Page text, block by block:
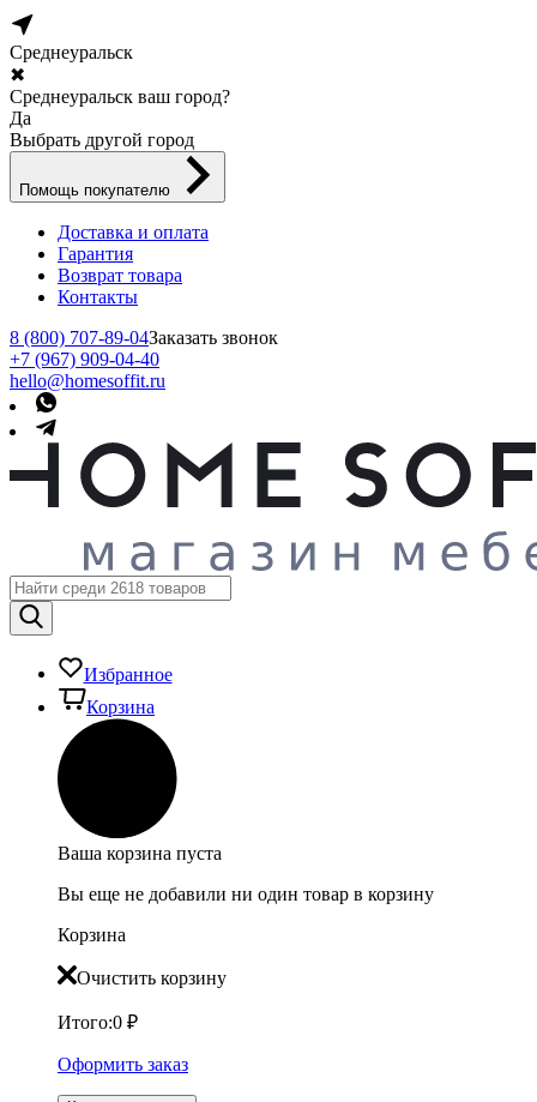
Среднеуральск
✖
Среднеуральск ваш город?
Да
Выбрать другой город
Помощь покупателю
Доставка и оплата
Гарантия
Возврат товара
Контакты
8 (800) 707-89-04Заказать звонок
+7 (967) 909-04-40
hello@homesoffit.ru
Избранное
Корзина
Ваша корзина пуста
Вы еще не добавили ни один товар в корзину
Корзина
Очистить корзину
Итого:0 ₽
Оформить заказ